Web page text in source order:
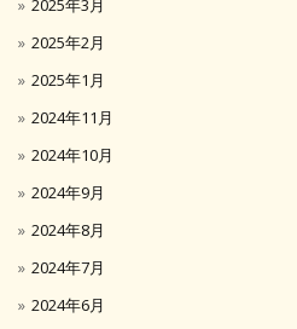
2025年3月
2025年2月
2025年1月
2024年11月
2024年10月
2024年9月
2024年8月
2024年7月
2024年6月